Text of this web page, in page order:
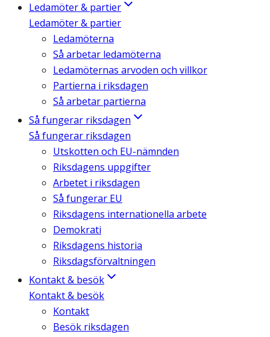
Ledamöter & partier
Ledamöter & partier
Ledamöterna
Så arbetar ledamöterna
Ledamöternas arvoden och villkor
Partierna i riksdagen
Så arbetar partierna
Så fungerar riksdagen
Så fungerar riksdagen
Utskotten och EU-nämnden
Riksdagens uppgifter
Arbetet i riksdagen
Så fungerar EU
Riksdagens internationella arbete
Demokrati
Riksdagens historia
Riksdagsförvaltningen
Kontakt & besök
Kontakt & besök
Kontakt
Besök riksdagen